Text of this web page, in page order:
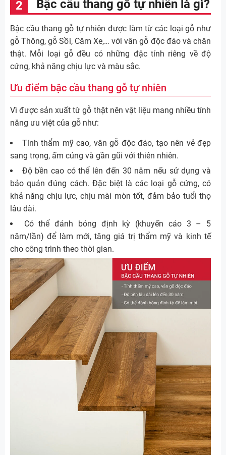
Bậc cầu thang gỗ tự nhiên là gì?
Bậc cầu thang gỗ tự nhiên được làm từ các loại gỗ như
gỗ Thông, gỗ Sồi, Căm Xe,… với vân gỗ độc đáo và chân
thật. Mỗi loại gỗ đều có những đặc tính riêng về độ
cứng, khả năng chịu lực và màu sắc.
Ưu điểm bậc cầu thang gỗ tự nhiên
Vì được sản xuất từ gỗ thật nên vật liệu mang nhiều tính
năng ưu việt của gỗ như:
Tính thẩm mỹ cao, vân gỗ độc đáo, tạo nên vẻ đẹp
sang trọng, ấm cúng và gần gũi với thiên nhiên.
Độ bền cao có thể lên đến 30 năm nếu sử dụng và
bảo quản đúng cách. Đặc biệt là các loại gỗ cứng, có
khả năng chịu lực, chịu mài mòn tốt, đảm bảo tuổi thọ
lâu dài.
Có thể đánh bóng định kỳ (khuyến cáo 3 – 5
năm/lần) để làm mới, tăng giá trị thẩm mỹ và kinh tế
cho công trình theo thời gian.